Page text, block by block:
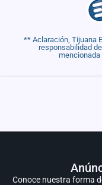
** Aclaración, Tijuana
responsabilidad
mencionada
Conoce nuestra forma